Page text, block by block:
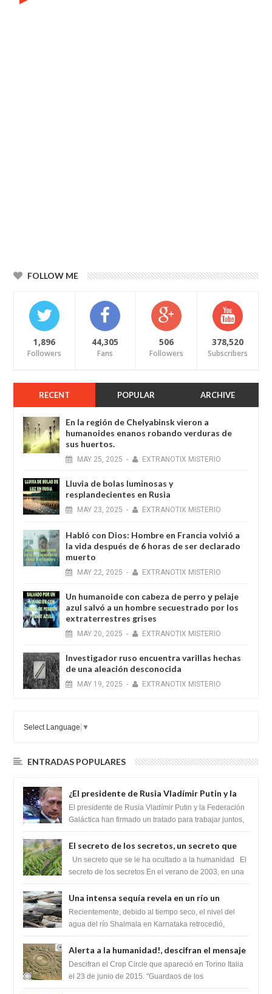
FOLLOW ME
1,896
Followers
44,305
Fans
506
Followers
378,520
Subscribers
RECENT POPULAR ARCHIVE
En la región de Chelyabinsk vieron a
humanoides enanos robando verduras de
sus huertos.
MAY 25, 2025 - EXTRANOTIX MISTERIO
Lluvia de bolas luminosas y
resplandecientes en Rusia
MAY 23, 2025 - EXTRANOTIX MISTERIO
Habló con Dios: Hombre en Francia volvió a
la vida después de 6 horas de ser declarado
muerto
MAY 22, 2025 - EXTRANOTIX MISTERIO
Un humanoide con cabeza de perro у pelaje
azul salvó a un hombre secuestrado por los
extraterrestres grises
MAY 20, 2025 - EXTRANOTIX MISTERIO
Investigador ruso encuentra varillas hechas
de una aleación desconocida
MAY 19, 2025 - EXTRANOTIX MISTERIO
Select Language ▼
ENTRADAS POPULARES
¿El presidente de Rusia Vladímir Putin y la
Federación Galactica han firmado un
tratado para acabar con los Sionistas?
El presidente de Rusia Vladímir Putin y la Federación
Galáctica han firmado un tratado para trabajar juntos,
El secreto de los secretos, un secreto que
cambiaría por completo el destino de la
humanidad
Un secreto que se le ha ocultado a la humanidad El
secreto de los secretos En el verano de 2003, en una
Una intensa sequía revela en un río un
impresionante hallazgo de miles de Shiva
Lingas
Recientemente, debido al tiempo seco, el nivel del
agua del río Shalmala en Karnataka retrocedió,
Alerta a la humanidad!, descifran el mensaje
del Crop Circle de Torino ,Italia
Descifran el Crop Circle que apareció en Torino Italia
el 23 de junio de 2015. "Guardaos de los